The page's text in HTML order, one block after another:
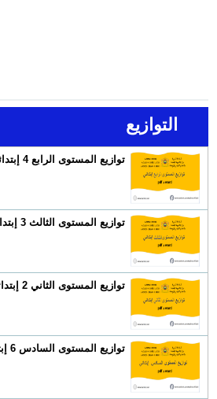
التوازيع
توازيع المستوى الرابع 4 إبتدائي 2025-2026 word
توازيع المستوى الثالث 3 إبتدائي 2025-2026 word
توازيع المستوى الثاني 2 إبتدائي 2025-2026 word
توازيع المستوى السادس 6 إبتدائي 2025-2026 word